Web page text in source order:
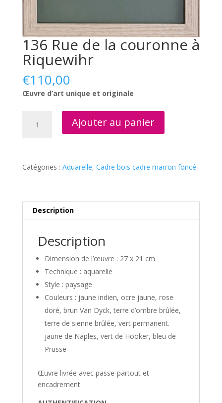
136 Rue de la couronne à
Riquewihr
€110,00
Œuvre d’art unique et originale
Riquewihr
Ajouter au panier
Catégories : Aquarelle, Cadre bois cadre marron foncé
Description
Description
Dimension de l’œuvre : 27 x 21 cm
Technique : aquarelle
Style : paysage
Couleurs : jaune indien, ocre jaune, rose
doré, brun Van Dyck, terre d’ombre brûlée,
terre de sienne brûlée, vert permanent.
jaune de Naples, vert de Hooker, bleu de
Prusse
Œuvre livrée avec passe-partout et
encadrement